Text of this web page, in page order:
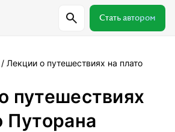
Стать автором
Куда поехать
Лекции о путешествиях на плато
путешествиях
Путорана